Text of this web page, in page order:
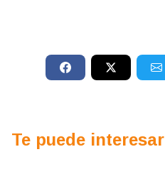
Te puede interesar